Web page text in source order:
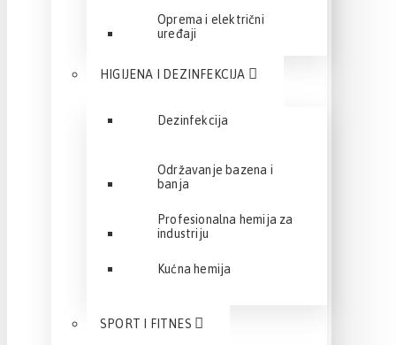
Oprema i električni
uređaji
HIGIJENA I DEZINFEKCIJA
Dezinfekcija
Održavanje bazena i
banja
Profesionalna hemija za
industriju
Kućna hemija
SPORT I FITNES